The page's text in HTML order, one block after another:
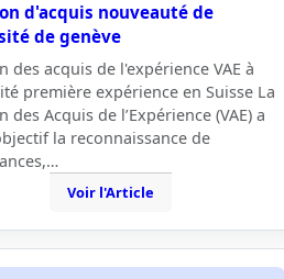
d'acquis nouveauté de
de genève
des acquis de l'expérience VAE à
première expérience en Suisse La
des Acquis de l’Expérience (VAE) a
la reconnaissance de
Voir l'Article